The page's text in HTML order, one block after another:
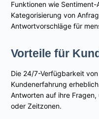
Funktionen wie
Kategorisierung von
Antwortvorschläge für
Vorteile für
Die 24/7-Verfügbarkeit
Kundenerfahrung
Antworten auf ihre
oder Zeitzonen.